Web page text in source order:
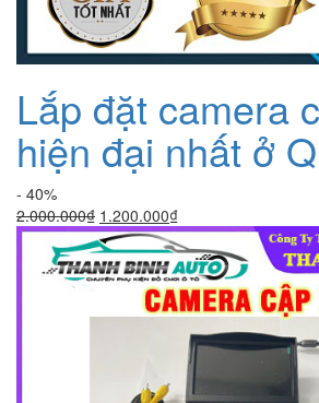
Lắp đặt camera
hiện đại nhất ở
- 40%
2.000.000₫ Giá
gốc
là:
2.000.000₫.
1.200.000₫Giá
hiện
tại
là:
1.200.000₫.